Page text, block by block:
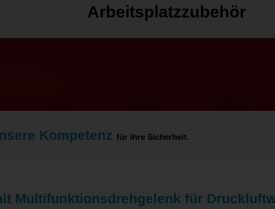
Arbeitsplatzzubehör
Kompetenz für ihre Sicherheit.
Multifunktionsdrehgelenk für